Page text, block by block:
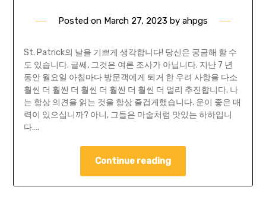
Posted on March 27, 2023 by ahpgs
St. Patrick의 날을 기쁘게 생각합니다! 당신은 궁금해 할 수
도 있습니다. 글쎄, 그것은 여론 조사가 아닙니다. 지난 7 년
동안 월요일 아침마다 방문객에게 퇴거 한 우려 사항을 다소
훨씬 더 훨씬 더 훨씬 더 훨씬 더 훨씬 더 멀리 추진합니다. 나
는 항상 의견을 읽는 것을 항상 즐겁게했습니다. 운이 좋은 매
력이 있으십니까? 아니, 그들은 마술처럼 맛있는 하하입니
다….
Continue reading